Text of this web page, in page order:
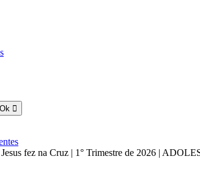
fez na Cruz | 1° Trimestre de 2026 |